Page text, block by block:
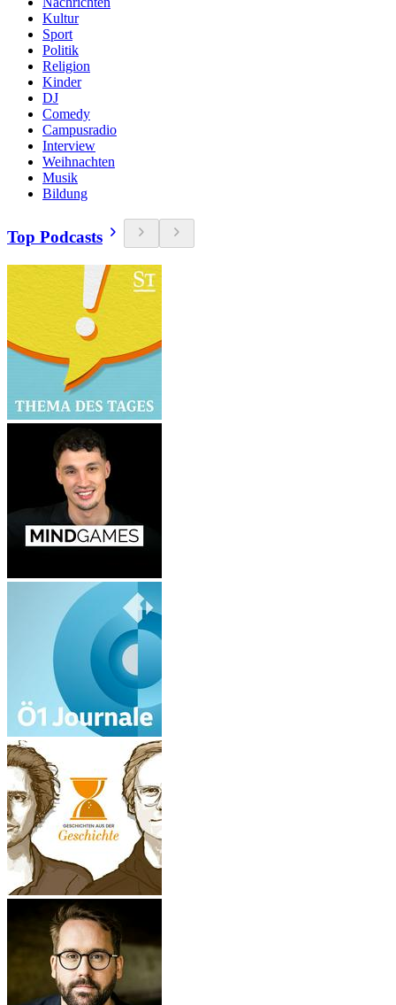
Kultur
Sport
Politik
Religion
Kinder
DJ
Comedy
Campusradio
Interview
Weihnachten
Musik
Bildung
Top Podcasts